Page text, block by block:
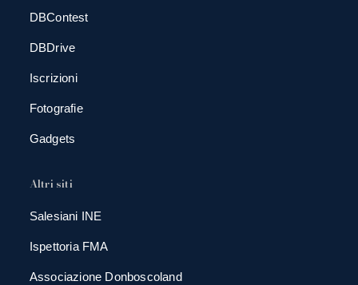
DBContest
DBDrive
Iscrizioni
Fotografie
Gadgets
Altri siti
Salesiani INE
Ispettoria FMA
Associazione Donboscoland